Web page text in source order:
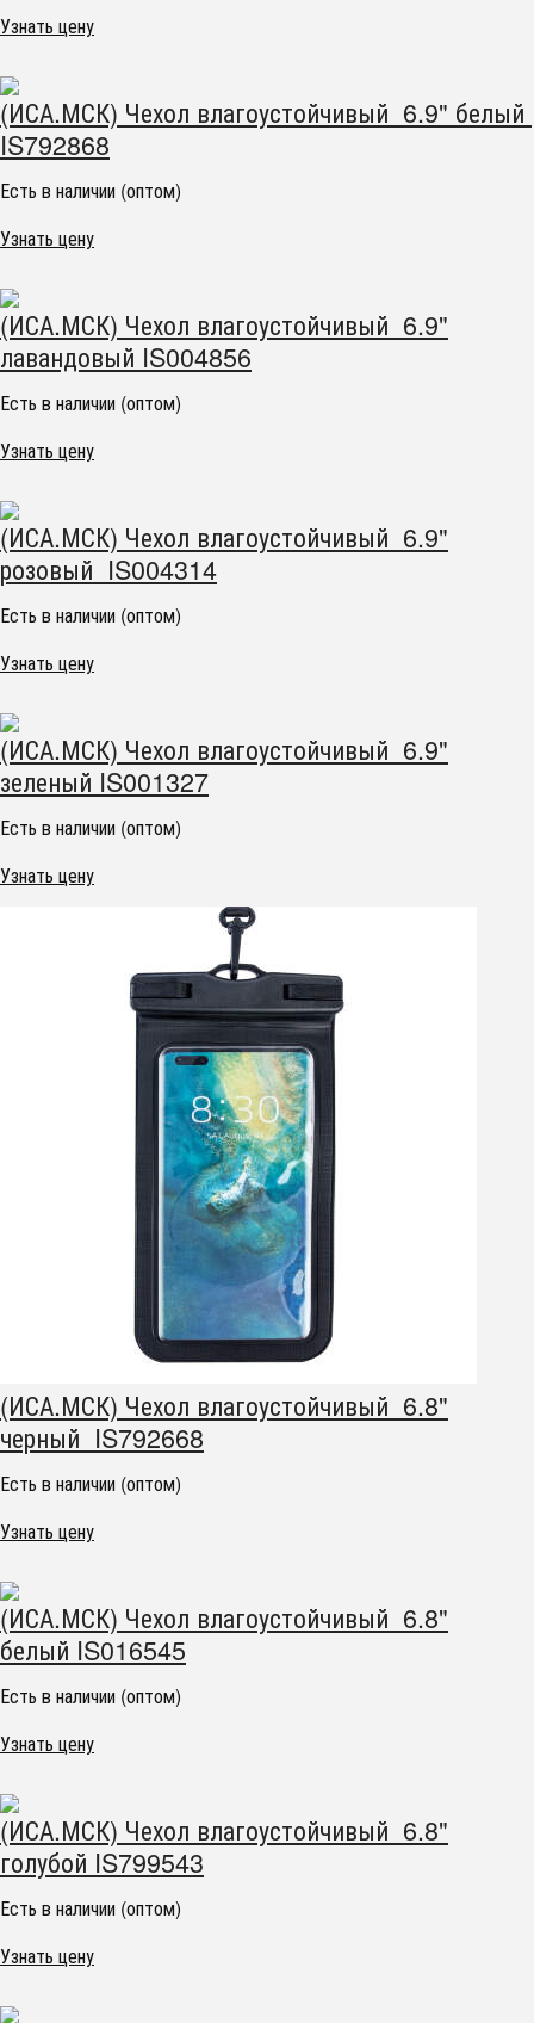
Узнать цену
(ИСА.МСК) Чехол влагоустойчивый 6.9" белый
IS792868
Есть в наличии (оптом)
Узнать цену
(ИСА.МСК) Чехол влагоустойчивый 6.9"
лавандовый IS004856
Есть в наличии (оптом)
Узнать цену
(ИСА.МСК) Чехол влагоустойчивый 6.9"
розовый IS004314
Есть в наличии (оптом)
Узнать цену
(ИСА.МСК) Чехол влагоустойчивый 6.9"
зеленый IS001327
Есть в наличии (оптом)
Узнать цену
(ИСА.МСК) Чехол влагоустойчивый 6.8"
черный IS792668
Есть в наличии (оптом)
Узнать цену
(ИСА.МСК) Чехол влагоустойчивый 6.8"
белый IS016545
Есть в наличии (оптом)
Узнать цену
(ИСА.МСК) Чехол влагоустойчивый 6.8"
голубой IS799543
Есть в наличии (оптом)
Узнать цену